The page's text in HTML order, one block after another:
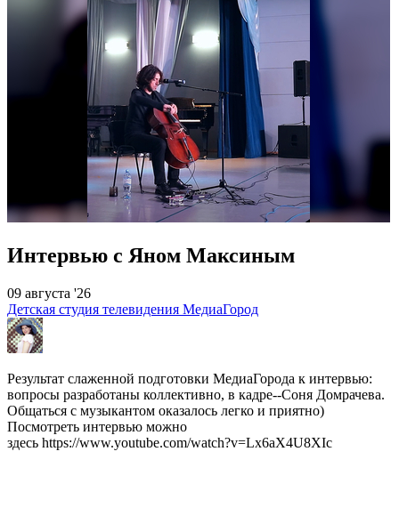
Интервью с Яном Максиным
09 августа '26
Детская студия телевидения МедиаГород
Результат слаженной подготовки МедиаГорода к интервью:
вопросы разработаны коллективно, в кадре--Соня Домрачева.
Общаться с музыкантом оказалось легко и приятно)
Посмотреть интервью можно
здесь https://www.youtube.com/watch?v=Lx6aX4U8XIc